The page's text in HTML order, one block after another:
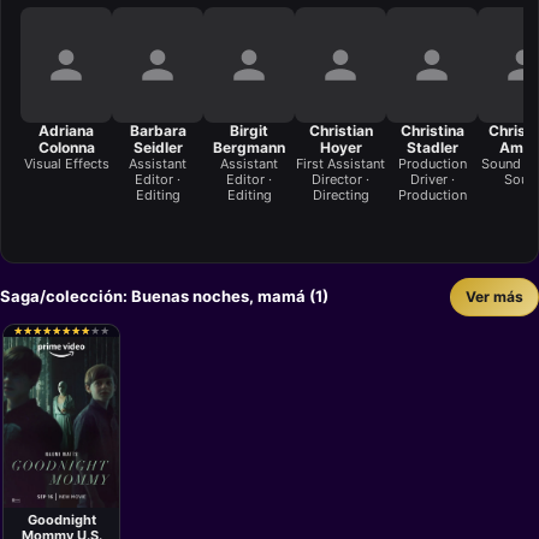
Adriana
Colonna
Visual Effects
Barbara
Seidler
Assistant
Editor ·
Editing
Birgit
Bergmann
Assistant
Editor ·
Editing
Christian
Hoyer
First Assistant
Director ·
Directing
Christina
Stadler
Production
Driver ·
Production
Sound
Saga/colección: Buenas noches, mamá (1) Ver más
★
★★
★★
★★
★★
★★
★★
★★
★★
★ ★
★
Película
Matt Sobel
Goodnight
Mommy U.S.